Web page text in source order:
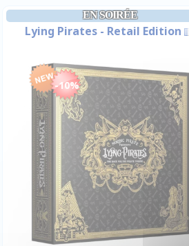
EN SOIRÉE
Lying Pirates - Retail Edition
-10%